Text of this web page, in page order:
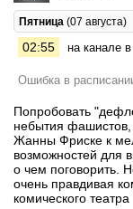
Пятница (07 августа)
02:55 на канале
Ошибка в
Попробовать
небытия фашистов,
Жанны Фриске к
возможностей для
о чем поговорить.
очень правдивая
комического